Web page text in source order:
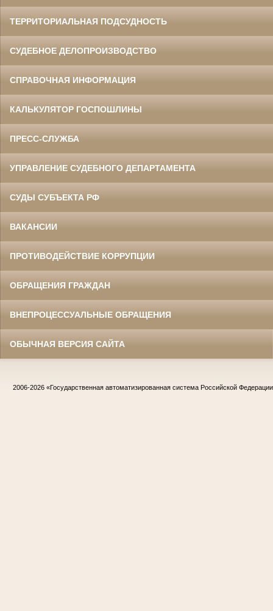
ТЕРРИТОРИАЛЬНАЯ ПОДСУДНОСТЬ
СУДЕБНОЕ ДЕЛОПРОИЗВОДСТВО
СПРАВОЧНАЯ ИНФОРМАЦИЯ
КАЛЬКУЛЯТОР ГОСПОШЛИНЫ
ПРЕСС-СЛУЖБА
УПРАВЛЕНИЕ СУДЕБНОГО ДЕПАРТАМЕНТА
СУДЫ СУБЪЕКТА РФ
ВАКАНСИИ
ПРОТИВОДЕЙСТВИЕ КОРРУПЦИИ
ОБРАЩЕНИЯ ГРАЖДАН
ВНЕПРОЦЕССУАЛЬНЫЕ ОБРАЩЕНИЯ
ОБЫЧНАЯ ВЕРСИЯ САЙТА
2006-2026 «Государственная автоматизированная система Российской